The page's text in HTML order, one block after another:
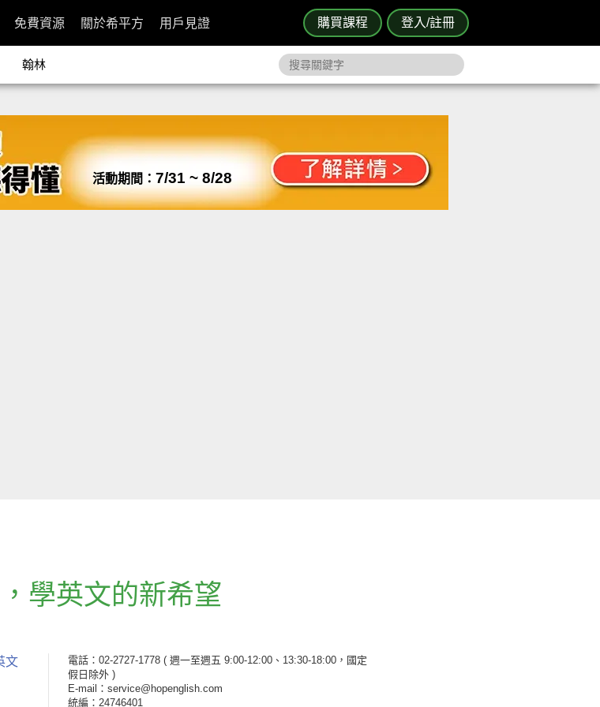
購買課程 登入/註冊
免費資源 關於希平方 用戶見證
翰林
活動期間： 7/31 ~ 8/28
， 學英文的新希望
文 電話：02-2727-1778 ( 週一至週五 9:00-12:00、13:30-18:00，國定
假日除外 )
E-mail：service@hopenglish.com
統編：24746401